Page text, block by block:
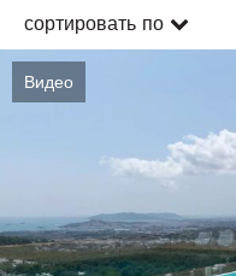
сортировать по
Видео